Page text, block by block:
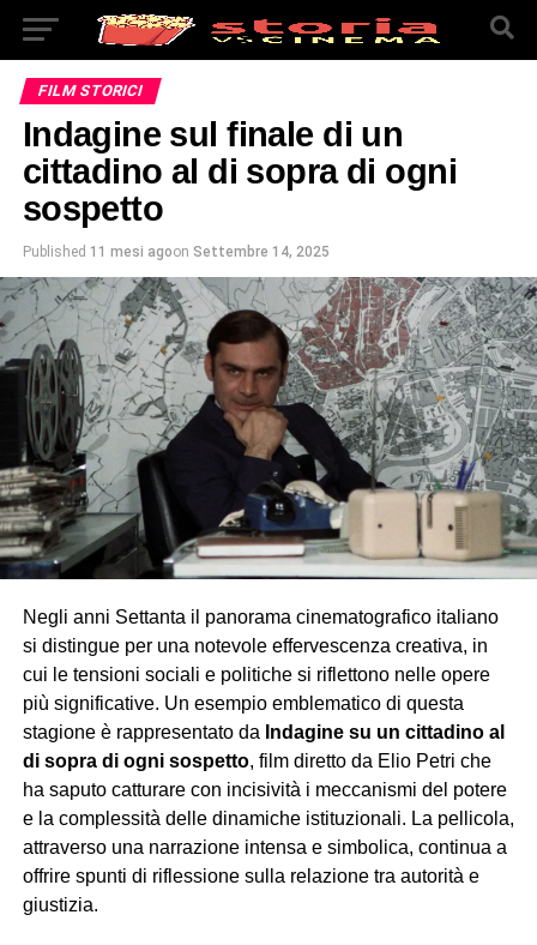
FILM STORICI
Indagine sul finale di un
cittadino al di sopra di ogni
sospetto
Published 11 mesi agoon Settembre 14, 2025
Negli anni Settanta il panorama cinematografico italiano
si distingue per una notevole effervescenza creativa, in
cui le tensioni sociali e politiche si riflettono nelle opere
più significative. Un esempio emblematico di questa
stagione è rappresentato da Indagine su un cittadino al
di sopra di ogni sospetto, film diretto da Elio Petri che
ha saputo catturare con incisività i meccanismi del potere
e la complessità delle dinamiche istituzionali. La pellicola,
attraverso una narrazione intensa e simbolica, continua a
offrire spunti di riflessione sulla relazione tra autorità e
giustizia.